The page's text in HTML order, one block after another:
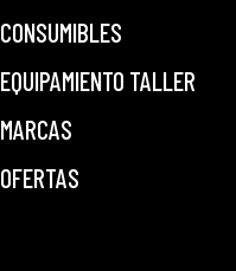
CONSUMIBLES
EQUIPAMIENTO TALLER
MARCAS
OFERTAS